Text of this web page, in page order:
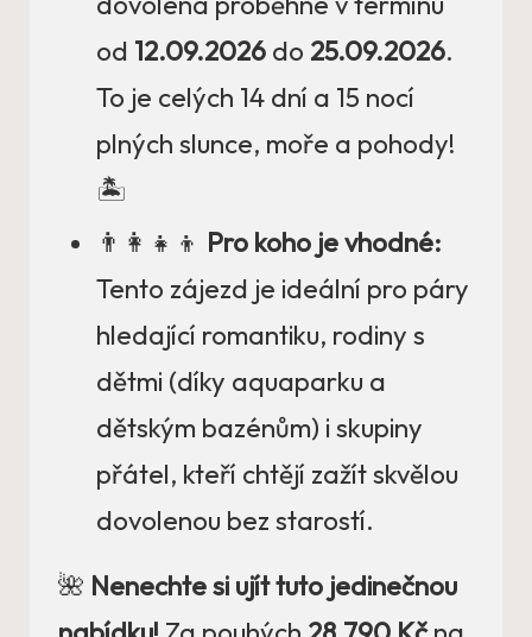
od 12.09.2026 do 25.09.2026.
To je celých 14 dní a 15 nocí
plných slunce, moře a pohody!
🏝️
👨‍👩‍👧‍👦 Pro koho je vhodné:
Tento zájezd je ideální pro páry
hledající romantiku, rodiny s
dětmi (díky aquaparku a
dětským bazénům) i skupiny
přátel, kteří chtějí zažít skvělou
dovolenou bez starostí.
🌺 Nenechte si ujít tuto jedinečnou